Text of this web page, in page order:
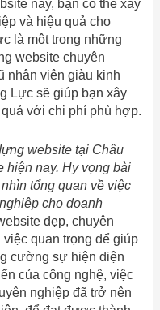
này, bạn có thể xây
và hiệu quả cho
là một trong những
website chuyên
nhân viên giàu kinh
Lực sẽ giúp bạn xây
với chi phí phù hợp.
website tại Châu
hiện nay. Hy vọng bài
tổng quan về việc
cho doanh
đẹp, chuyên
quan trọng để giúp
cường sự hiện diện
của công nghệ, việc
nghiệp đã trở nên